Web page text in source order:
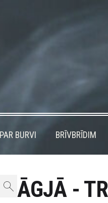
PAR BURVI BRĪVBRĪDIM
ĀGJĀ -